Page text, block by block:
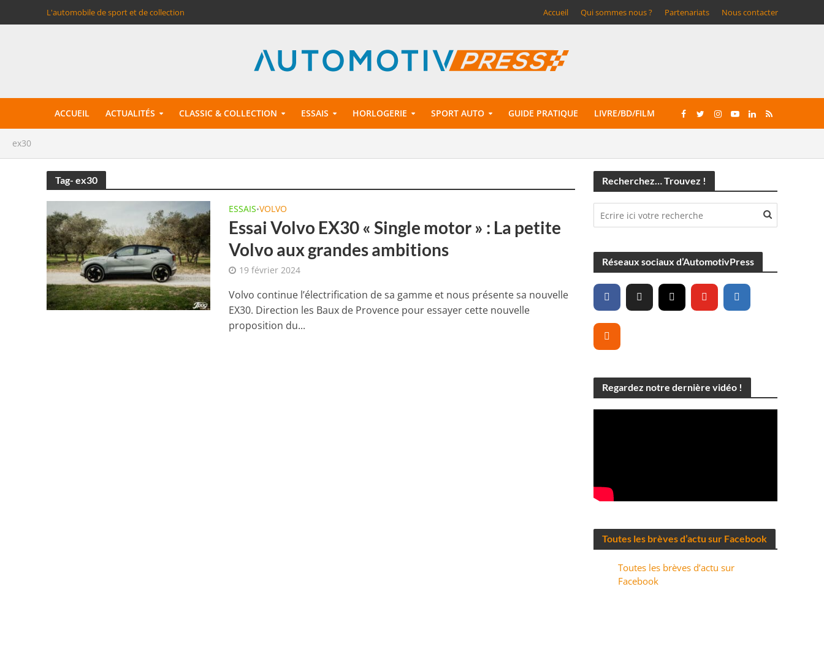
L'automobile de sport et de collection Accueil Qui sommes nous ? Partenariats Nous contacter
ACCUEIL ACTUALITÉS CLASSIC & COLLECTION ESSAIS HORLOGERIE SPORT AUTO GUIDE PRATIQUE LIVRE/BD/FILM
ex30
Tag- ex30
ESSAIS•VOLVO
Essai Volvo EX30 « Single motor » : La petite
Volvo aux grandes ambitions
19 février 2024
Volvo continue l’électrification de sa gamme et nous présente sa nouvelle
EX30. Direction les Baux de Provence pour essayer cette nouvelle
proposition du...
Recherchez… Trouvez !
Réseaux sociaux d’AutomotivPress
Regardez notre dernière vidéo !
Toutes les brèves d’actu sur Facebook
Toutes les brèves d’actu sur
Facebook